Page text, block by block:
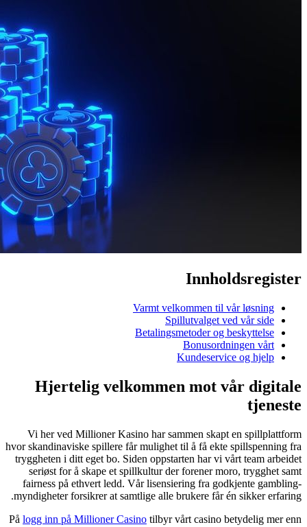
Varmt
Hjertelig
Vi her ved Millioner Kasino har
hvor skandinaviske spillere får
tryggheten i ditt eget bo. Siden
seriøst for å skape et spillkultur
fairness på ethvert ledd. Vår
myndigheter forsikrer at samtlige alle
Pålogg inn på Millioner Casinotilbyr